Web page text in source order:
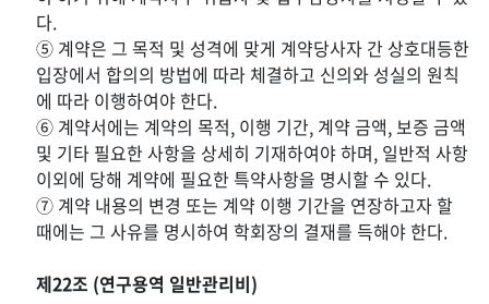
다.
⑤ 계약은 그 목적 및 성격에 맞게 계약당사자 간 상호대등한
입장에서 합의의 방법에 따라 체결하고 신의와 성실의 원칙
에 따라 이행하여야 한다.
⑥ 계약서에는 계약의 목적, 이행 기간, 계약 금액, 보증 금액
및 기타 필요한 사항을 상세히 기재하여야 하며, 일반적 사항
이외에 당해 계약에 필요한 특약사항을 명시할 수 있다.
⑦ 계약 내용의 변경 또는 계약 이행 기간을 연장하고자 할
때에는 그 사유를 명시하여 학회장의 결재를 득해야 한다.
제22조 (연구용역 일반관리비)